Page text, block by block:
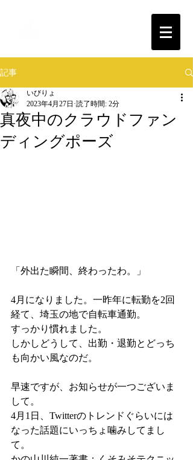
記事
真夜中のクラウドファン
ディングポーズ
いびりょ
2023年4月27日 読了時間: 2分
「外出た瞬間、終わったわ。」
4月になりました。一昨年に転勤を2回
経て、埼玉の地で自転車通勤。
すっかり慣れました。
しかしどうして、出勤・退勤とどっち
も向かい風なのだ。
早速ですが、お知らせが一つございま
して。
4月1日、Twitterのトレンドぐらいには
なった話題にいっちょ噛みしてまし
て。